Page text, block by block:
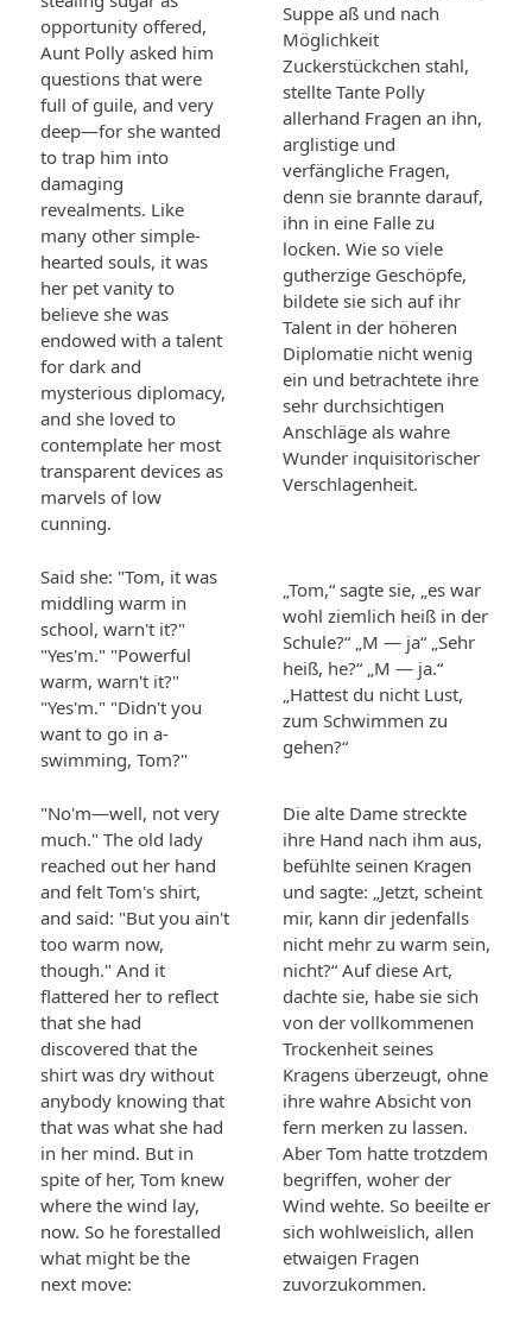
opportunity offered,
Aunt Polly asked him
questions that were
full of guile, and very
deep—for she wanted
to trap him into
damaging
revealments. Like
many other simple-
hearted souls, it was
her pet vanity to
believe she was
endowed with a talent
for dark and
mysterious diplomacy,
and she loved to
contemplate her most
transparent devices as
marvels of low
cunning.
Suppe aß und nach
Möglichkeit
Zuckerstückchen stahl,
stellte Tante Polly
allerhand Fragen an ihn,
arglistige und
verfängliche Fragen,
denn sie brannte darauf,
ihn in eine Falle zu
locken. Wie so viele
gutherzige Geschöpfe,
bildete sie sich auf ihr
Talent in der höheren
Diplomatie nicht wenig
ein und betrachtete ihre
sehr durchsichtigen
Anschläge als wahre
Wunder inquisitorischer
Verschlagenheit.
Said she: "Tom, it was
middling warm in
school, warn't it?"
"Yes'm." "Powerful
warm, warn't it?"
"Yes'm." "Didn't you
want to go in a-
swimming, Tom?"
„Tom,“ sagte sie, „es war
wohl ziemlich heiß in der
Schule?“ „M — ja“ „Sehr
heiß, he?“ „M — ja.“
„Hattest du nicht Lust,
zum Schwimmen zu
gehen?“
"No'm—well, not very
much." The old lady
reached out her hand
and felt Tom's shirt,
and said: "But you ain't
too warm now,
though." And it
flattered her to reflect
that she had
discovered that the
shirt was dry without
anybody knowing that
that was what she had
in her mind. But in
spite of her, Tom knew
where the wind lay,
now. So he forestalled
what might be the
next move:
Die alte Dame streckte
ihre Hand nach ihm aus,
befühlte seinen Kragen
und sagte: „Jetzt, scheint
mir, kann dir jedenfalls
nicht mehr zu warm sein,
nicht?“ Auf diese Art,
dachte sie, habe sie sich
von der vollkommenen
Trockenheit seines
Kragens überzeugt, ohne
ihre wahre Absicht von
fern merken zu lassen.
Aber Tom hatte trotzdem
begriffen, woher der
Wind wehte. So beeilte er
sich wohlweislich, allen
etwaigen Fragen
zuvorzukommen.